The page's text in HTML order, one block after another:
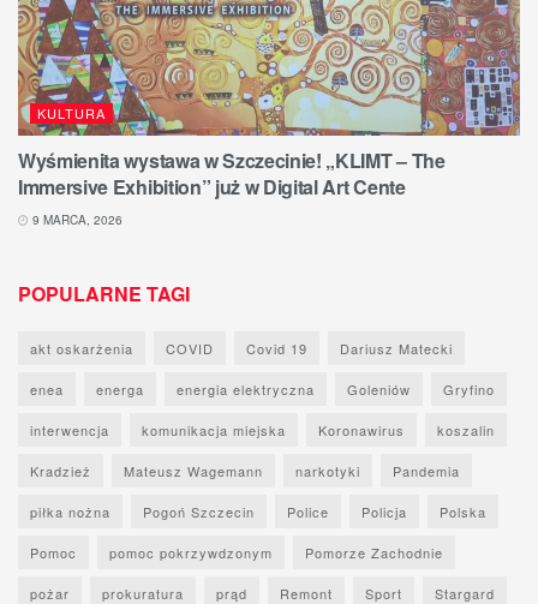
KULTURA
Wyśmienita wystawa w Szczecinie! „KLIMT – The
Immersive Exhibition” już w Digital Art Cente
9 MARCA, 2026
POPULARNE TAGI
akt oskarżenia COVID Covid 19 Dariusz Matecki
enea energa energia elektryczna Goleniów Gryfino
interwencja komunikacja miejska Koronawirus koszalin
Kradzież Mateusz Wagemann narkotyki Pandemia
piłka nożna Pogoń Szczecin Police Policja Polska
Pomoc pomoc pokrzywdzonym Pomorze Zachodnie
pożar prokuratura prąd Remont Sport Stargard